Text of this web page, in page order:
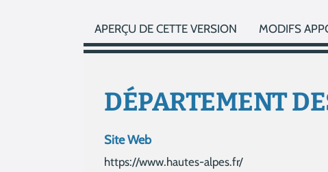
APERÇU DE CETTE VERSION MODIFS
DÉPARTEMENT
Site Web
https://www.hautes-alpes.fr/